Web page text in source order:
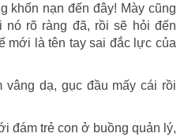
khốn nạn đến đây! Mày cũng
nó rõ ràng đã, rồi sẽ hỏi đến
mới là tên tay sai đắc lực của
vâng dạ, gục đầu mấy cái rồi
đám trẻ con ở buồng quản lý,